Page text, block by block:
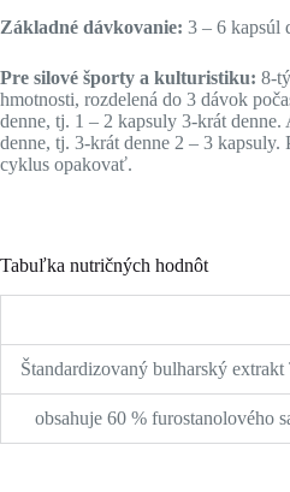
Základné dávkovanie: 3 – 6 kapsúl
Pre silové športy a kulturistiku: 8-
hmotnosti, rozdelená do 3 dávok
denne, tj. 1 – 2 kapsuly 3-krát
denne, tj. 3-krát denne 2 – 3
cyklus opakovať.
Tabuľka nutričných hodnôt
Štandardizovaný bulharský extrakt
obsahuje 60 % furostanolového